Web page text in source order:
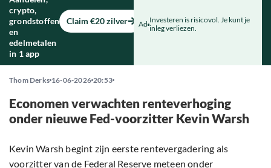
crypto,
grondstoffen
en
edelmetalen
in 1 app
Claim €20 zilver Ad Investeren is risicovol. Je kunt je
inleg verliezen.
Thom Derks 16-06-2026 20:53
Economen verwachten renteverhoging
onder nieuwe Fed-voorzitter Kevin Warsh
Kevin Warsh begint zijn eerste rentevergadering als
voorzitter van de Federal Reserve meteen onder